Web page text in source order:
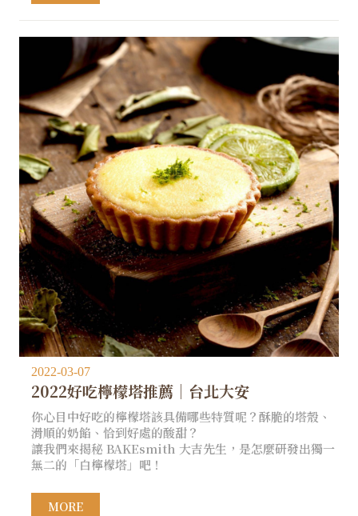
2022-03-07
2022好吃檸檬塔推薦│台北大安
你心目中好吃的檸檬塔該具備哪些特質呢？酥脆的塔殼、
滑順的奶餡、恰到好處的酸甜？
讓我們來揭秘 BAKEsmith 大吉先生，是怎麼研發出獨一
無二的「白檸檬塔」吧！
MORE